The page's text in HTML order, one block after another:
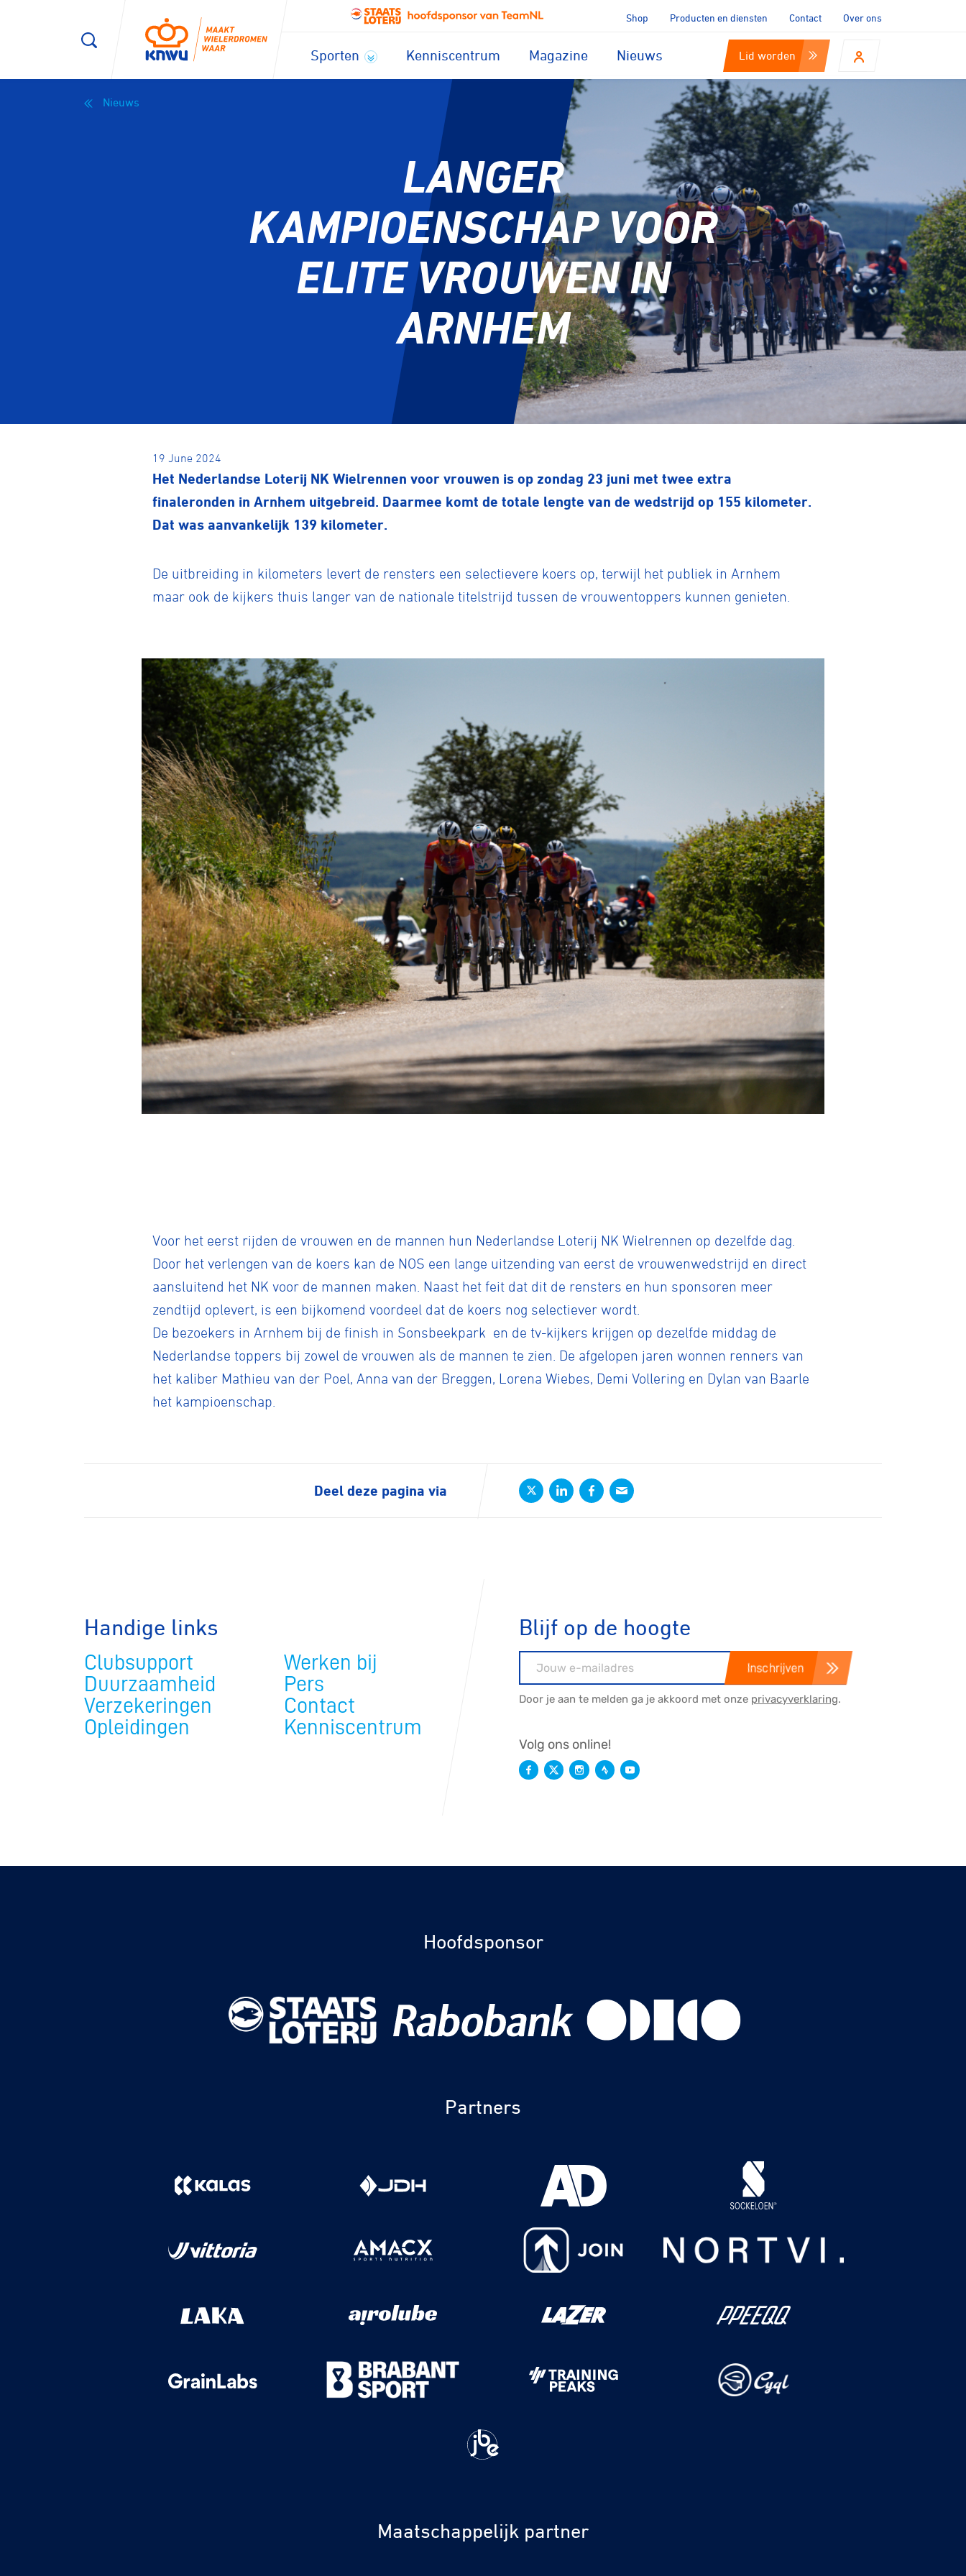
Shop Producten en diensten Contact Over ons
Sporten Kenniscentrum Magazine Nieuws Lid worden
Nieuws
LANGER
KAMPIOENSCHAP VOOR
ELITE VROUWEN IN
ARNHEM
19 June 2024
Het Nederlandse Loterij NK Wielrennen voor vrouwen is op zondag 23 juni met twee extra
finaleronden in Arnhem uitgebreid. Daarmee komt de totale lengte van de wedstrijd op 155 kilometer.
Dat was aanvankelijk 139 kilometer.
De uitbreiding in kilometers levert de rensters een selectievere koers op, terwijl het publiek in Arnhem
maar ook de kijkers thuis langer van de nationale titelstrijd tussen de vrouwentoppers kunnen genieten.
Voor het eerst rijden de vrouwen en de mannen hun Nederlandse Loterij NK Wielrennen op dezelfde dag.
Door het verlengen van de koers kan de NOS een lange uitzending van eerst de vrouwenwedstrijd en direct
aansluitend het NK voor de mannen maken. Naast het feit dat dit de rensters en hun sponsoren meer
zendtijd oplevert, is een bijkomend voordeel dat de koers nog selectiever wordt.
De bezoekers in Arnhem bij de finish in Sonsbeekpark en de tv-kijkers krijgen op dezelfde middag de
Nederlandse toppers bij zowel de vrouwen als de mannen te zien. De afgelopen jaren wonnen renners van
het kaliber Mathieu van der Poel, Anna van der Breggen, Lorena Wiebes, Demi Vollering en Dylan van Baarle
het kampioenschap.
Deel deze pagina via
Handige links
Clubsupport
Werken bij
Duurzaamheid
Pers
Verzekeringen
Contact
Opleidingen
Kenniscentrum
Blijf op de hoogte
Inschrijven
Door je aan te melden ga je akkoord met onze privacyverklaring.
Volg ons online!
Hoofdsponsor
Partners
Maatschappelijk partner
BMX Race E-Racing
Kunstwielrijden
Baanwielrennen Strandrace
Veldrijden